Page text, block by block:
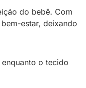
do bebê. Com
estar, deixando
o tecido